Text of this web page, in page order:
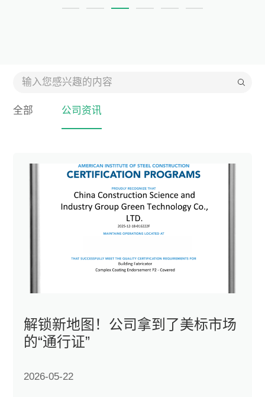
全部 公司资讯
解锁新地图！公司拿到了美标市场
的“通行证”
2026-05-22